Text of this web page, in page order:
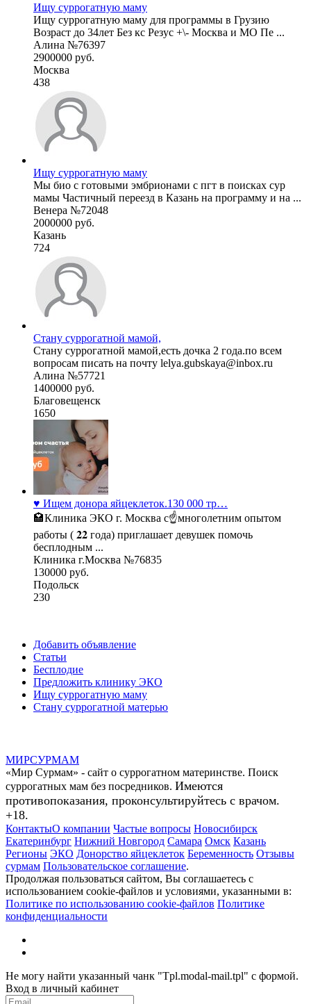
Ищу суррогатную маму
Ищу суррогатную маму для программы в Грузию
Возраст до 34лет Без кс Резус +\- Москва и МО Пе ...
Алина №76397
2900000 руб.
Москва
438
Ищу суррогатную маму
Мы био с готовыми эмбрионами с пгт в поисках сур
мамы Частичный переезд в Казань на программу и на ...
Венера №72048
2000000 руб.
Казань
724
Стану суррогатной мамой,
Стану суррогатной мамой,есть дочка 2 года.по всем
вопросам писать на почту lelya.gubskaya@inbox.ru
Алина №57721
1400000 руб.
Благовещенск
1650
♥️ Ищем донора яйцеклеток.130 000 тр…
🏩Клиника ЭКО г. Москва с☝многолетним опытом
работы ( 𝟐𝟐 года) приглашает девушек помочь
бесплодным ...
Клиника г.Москва №76835
130000 руб.
Подольск
230
Добавить объявление
Статьи
Бесплодие
Предложить клинику ЭКО
Ищу суррогатную маму
Стану суррогатной матерью
МИРСУРМАМ
«Мир Сурмам» - сайт о суррогатном материнстве. Поиск
суррогатных мам без посредников. Имеются
противопоказания, проконсультируйтесь с врачом.
+18.
КонтактыО компании Частые вопросы Новосибирск
Екатеринбург Нижний Новгород Самара Омск Казань
Регионы ЭКО Донорство яйцеклеток Беременность Отзывы
сурмам Пользовательское соглашение.
Продолжая пользоваться сайтом, Вы соглашаетесь с
использованием cookie-файлов и условиями, указанными в:
Политике по использованию cookie-файлов Политике
конфиденциальности
Не могу найти указанный чанк "Tpl.modal-mail.tpl" с формой.
Вход в личный кабинет